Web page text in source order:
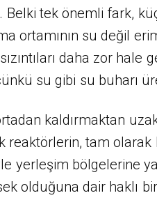
Belki tek önemli fark,
ortamının su değil
sızıntıları daha zor hale
su gibi su buharı
kaldırmaktan
reaktörlerin, tam olarak
yerleşim bölgelerine
olduğuna dair haklı